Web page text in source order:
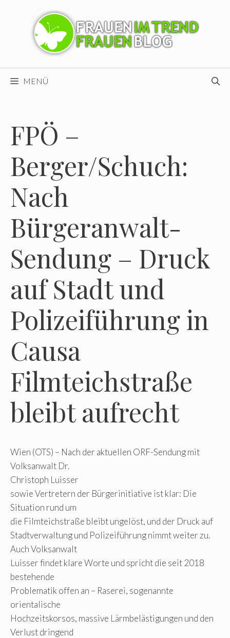
MENÜ
FPÖ –
Berger/Schuch:
Nach
Bürgeranwalt-
Sendung – Druck
auf Stadt und
Polizeiführung in
Causa
Filmteichstraße
bleibt aufrecht
Wien (OTS) – Nach der aktuellen ORF-Sendung mit
Volksanwalt Dr.
Christoph Luisser
sowie Vertretern der Bürgerinitiative ist klar: Die
Situation rund um
die Filmteichstraße bleibt ungelöst, und der Druck auf
Stadtverwaltung und Polizeiführung nimmt weiter zu.
Auch Volksanwalt
Luisser findet klare Worte und spricht die seit 2018
bestehende
Problematik offen an – Raserei, sogenannte
orientalische
Hochzeitskorsos, massive Lärmbelästigungen und den
Verlust dringend